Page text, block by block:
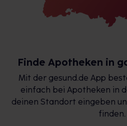
Finde Apotheken in
Mit der gesund.de App
einfach bei Apotheken in
deinen Standort eingeben
finden.